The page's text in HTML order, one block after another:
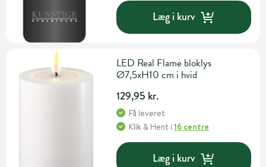
Læg i kurv
LED Real Flame bloklys
Ø7,5xH10 cm i hvid
129,95 kr.
Få leveret
Klik & Hent i16 centre
Læg i kurv